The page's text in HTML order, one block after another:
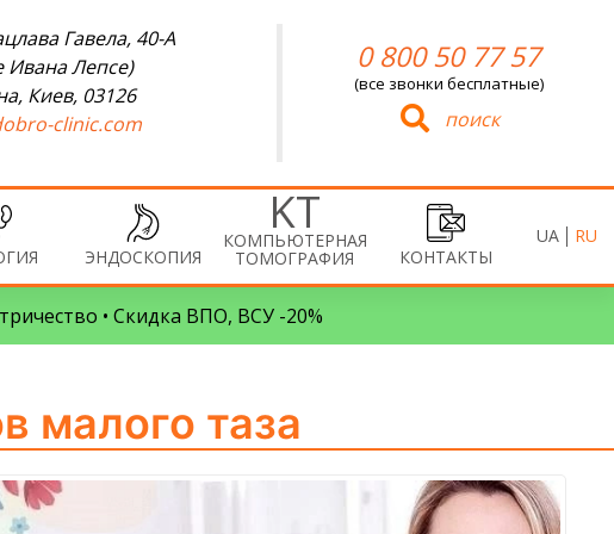
Гавела, 40-А
Ивана Лепсе)
Киев, 03126
clinic.com
0 800 50 77 57
(все звонки бесплатные)
поиск
ЭНДОСКОПИЯ
КОМПЬЮТЕРНАЯ
ТОМОГРАФИЯ КОНТАКТЫ
UA RU
• Скидка ВПО, ВСУ -20%
малого таза